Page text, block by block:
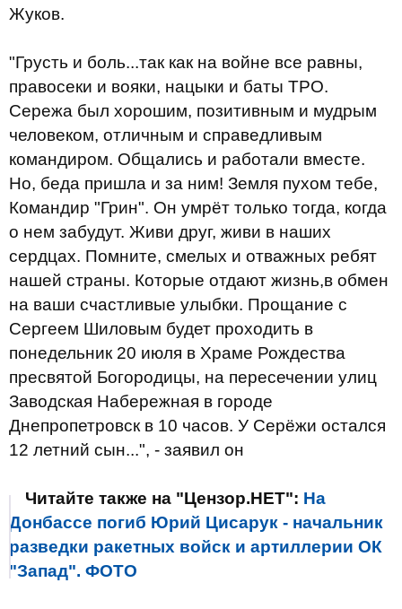
Жуков.
"Грусть и боль...так как на войне все равны,
правосеки и вояки, нацыки и баты ТРО.
Сережа был хорошим, позитивным и мудрым
человеком, отличным и справедливым
командиром. Общались и работали вместе.
Но, беда пришла и за ним! Земля пухом тебе,
Командир "Грин". Он умрёт только тогда, когда
о нем забудут. Живи друг, живи в наших
сердцах. Помните, смелых и отважных ребят
нашей страны. Которые отдают жизнь,в обмен
на ваши счастливые улыбки. Прощание с
Сергеем Шиловым будет проходить в
понедельник 20 июля в Храме Рождества
пресвятой Богородицы, на пересечении улиц
Заводская Набережная в городе
Днепропетровск в 10 часов. У Серёжи остался
12 летний сын...", - заявил он
Читайте также на "Цензор.НЕТ": На
Донбассе погиб Юрий Цисарук - начальник
разведки ракетных войск и артиллерии ОК
"Запад". ФОТО